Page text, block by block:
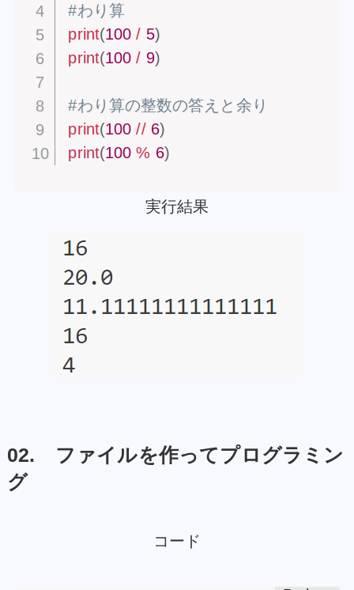
#わり算
print(100 / 5)
print(100 / 9)
#わり算の整数の答えと余り
print(100 // 6)
print(100 % 6)
実行結果
02. ファイルを作ってプログラミン
グ
コード